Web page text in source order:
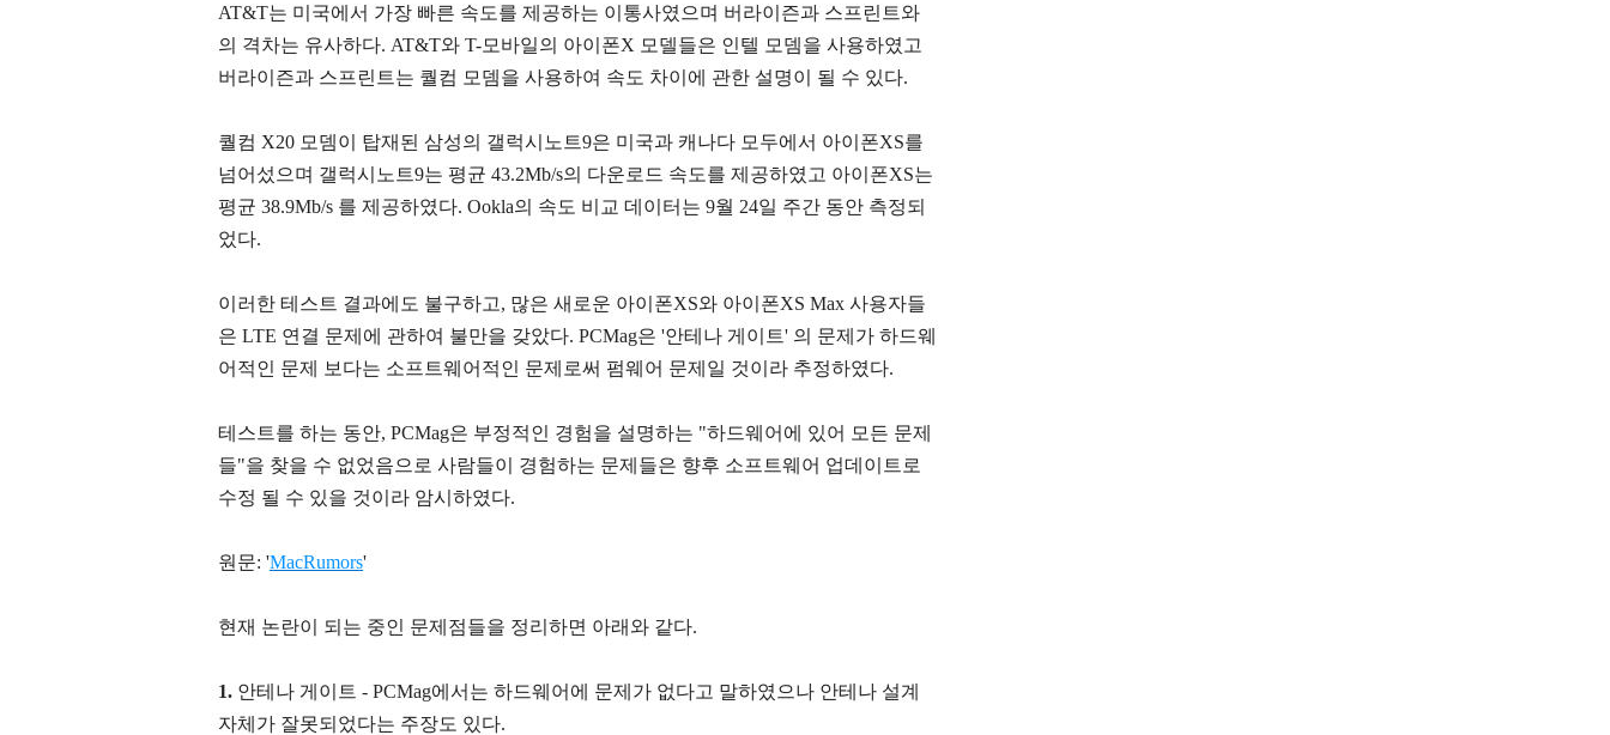
AT&T는 미국에서 가장 빠른 속도를 제공하는 이통사였으며 버라이즌과 스프린트와
의 격차는 유사하다. AT&T와 T-모바일의 아이폰X 모델들은 인텔 모뎀을 사용하였고
버라이즌과 스프린트는 퀄컴 모뎀을 사용하여 속도 차이에 관한 설명이 될 수 있다.
퀄컴 X20 모뎀이 탑재된 삼성의 갤럭시노트9은 미국과 캐나다 모두에서 아이폰XS를
넘어섰으며 갤럭시노트9는 평균 43.2Mb/s의 다운로드 속도를 제공하였고 아이폰XS는
평균 38.9Mb/s 를 제공하였다. Ookla의 속도 비교 데이터는 9월 24일 주간 동안 측정되
었다.
이러한 테스트 결과에도 불구하고, 많은 새로운 아이폰XS와 아이폰XS Max 사용자들
은 LTE 연결 문제에 관하여 불만을 갖았다. PCMag은 '안테나 게이트' 의 문제가 하드웨
어적인 문제 보다는 소프트웨어적인 문제로써 펌웨어 문제일 것이라 추정하였다.
테스트를 하는 동안, PCMag은 부정적인 경험을 설명하는 "하드웨어에 있어 모든 문제
들"을 찾을 수 없었음으로 사람들이 경험하는 문제들은 향후 소프트웨어 업데이트로
수정 될 수 있을 것이라 암시하였다.
원문: 'MacRumors'
현재 논란이 되는 중인 문제점들을 정리하면 아래와 같다.
1. 안테나 게이트 - PCMag에서는 하드웨어에 문제가 없다고 말하였으나 안테나 설계
자체가 잘못되었다는 주장도 있다.